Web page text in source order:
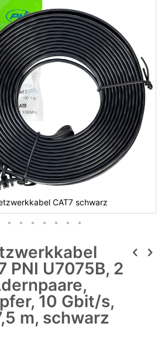
CAT7 schwarz
PNI U7075B, 2
10 Gbit/s,
m, schwarz